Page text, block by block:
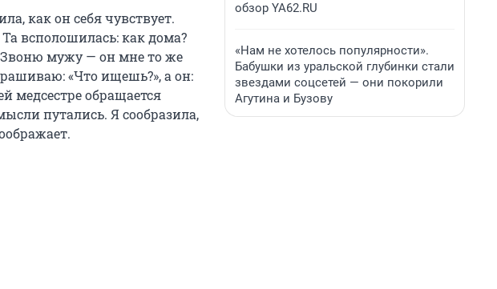
как он себя чувствует.
всполошилась: как дома?
Звоню мужу — он мне то же
«Что ищешь?», а он:
медсестре обращается
путались. Я сообразила,
обзор YA62.RU
«Нам не хотелось популярности».
Бабушки из уральской глубинки стали
звездами соцсетей — они покорили
Агутина и Бузову